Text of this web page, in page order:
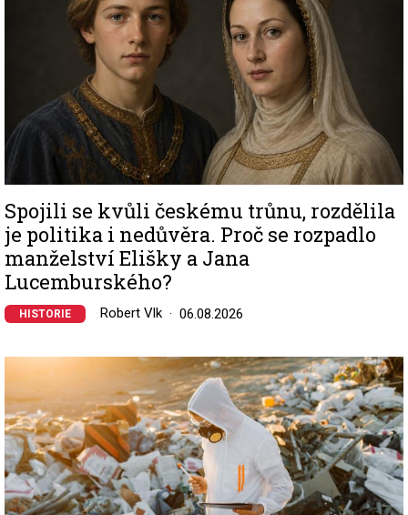
Spojili se kvůli českému trůnu, rozdělila
je politika i nedůvěra. Proč se rozpadlo
manželství Elišky a Jana
Lucemburského?
HISTORIE Robert Vlk 06.08.2026
Image